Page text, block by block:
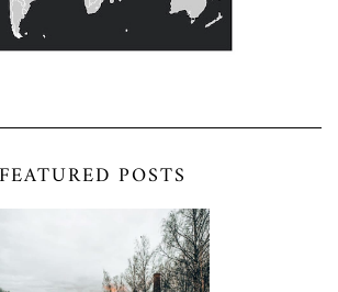
FEATURED POSTS